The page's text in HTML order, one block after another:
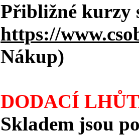
Přibližné kurzy
https://
Nákup)
DODACÍ
Skladem jsou